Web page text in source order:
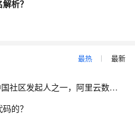
析？
最热 最新
【大咖问答】对话PostgreSQL 中国社区发起人之一，阿里云数据库高级专家 德哥
的？